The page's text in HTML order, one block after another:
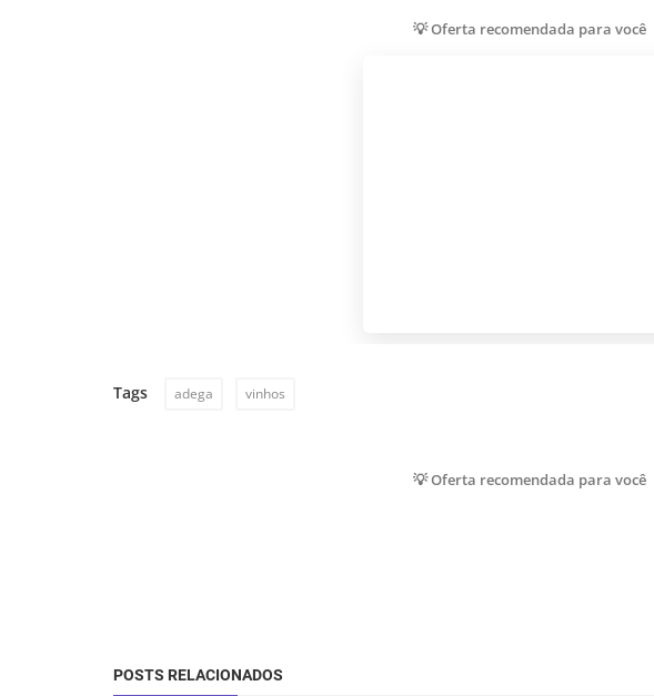
💡 Oferta recomendada para você
Tags adega vinhos
💡 Oferta recomendada para você
POSTS RELACIONADOS